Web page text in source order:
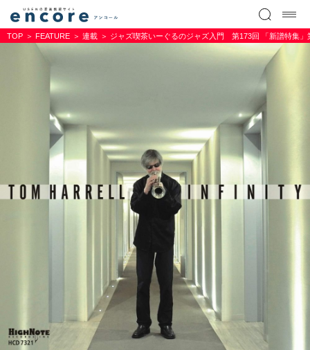
TOP FEATURE 連載 ジャズ喫茶いーぐるのジャズ入門 第173回 「新譜特集」